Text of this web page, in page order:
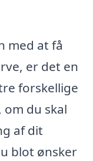
med at få
er det en
forskellige
du skal
af dit
blot ønsker